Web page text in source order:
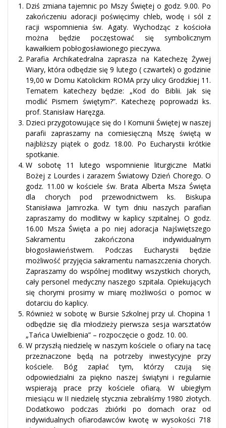
Dziś zmiana tajemnic po Mszy Świętej o godz. 9.00. Po
zakończeniu adoracji poświęcimy chleb, wodę i sól z
racji wspomnienia św. Agaty. Wychodząc z kościoła
można będzie poczęstować się symbolicznym
kawałkiem pobłogosławionego pieczywa.
Parafia Archikatedralna zaprasza na Katechezę Żywej
Wiary, która odbędzie się 9 lutego ( czwartek) o godzinie
19,00 w Domu Katolickim ROMA przy ulicy Grodzkiej 11.
Tematem katechezy będzie: „Kod do Biblii. Jak się
modlić Pismem świętym?”. Katechezę poprowadzi ks.
prof. Stanisław Haręzga.
Dzieci przygotowujące się do I Komunii Świętej w naszej
parafii zapraszamy na comiesięczną Mszę świętą w
najbliższy piątek o godz. 18.00. Po Eucharystii krótkie
spotkanie.
W sobotę 11 lutego wspomnienie liturgiczne Matki
Bożej z Lourdes i zarazem Światowy Dzień Chorego. O
godz. 11.00 w kościele św. Brata Alberta Msza Święta
dla chorych pod przewodnictwem ks. Biskupa
Stanisława Jamrozka. W tym dniu naszych parafian
zapraszamy do modlitwy w kaplicy szpitalnej. O godz.
16.00 Msza Święta a po niej adoracja Najświętszego
Sakramentu zakończona indywidualnym
błogosławieństwem. Podczas Eucharystii będzie
możliwość przyjęcia sakramentu namaszczenia chorych.
Zapraszamy do wspólnej modlitwy wszystkich chorych,
cały personel medyczny naszego szpitala. Opiekujących
się chorymi prosimy w miarę możliwości o pomoc w
dotarciu do kaplicy.
Również w sobotę w Bursie Szkolnej przy ul. Chopina 1
odbędzie się dla młodzieży pierwsza sesja warsztatów
„Tańca Uwielbienia” – rozpoczęcie o godz. 10. 00.
W przyszłą niedzielę w naszym kościele o ofiary na tacę
przeznaczone będą na potrzeby inwestycyjne przy
kościele. Bóg zapłać tym, którzy czują się
odpowiedzialni za piękno naszej świątyni i regularnie
wspierają prace przy kościele ofiarą. W ubiegłym
miesiącu w II niedzielę stycznia zebraliśmy 1980 złotych.
Dodatkowo podczas zbiórki po domach oraz od
indywidualnych ofiarodawców kwotę w wysokości 718